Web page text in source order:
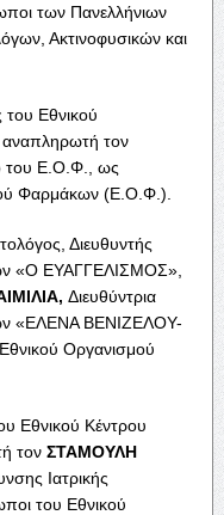
των Πανελλήνιων
Ακτινοφυσικών και
Εθνικού
τον
του Ε.Ο.Φ., ως
Φαρμάκων (Ε.Ο.Φ.).
Διευθυντής
«Ο ΕΥΑΓΓΕΛΙΣΜΟΣ»,
ΙΜΙΛΙΑ, Διευθύντρια
«ΕΛΕΝΑ ΒΕΝΙΖΕΛΟΥ-
Οργανισμού
Εθνικού Κέντρου
τον ΣΤΑΜΟΥΛΗ
Ιατρικής
του Εθνικού